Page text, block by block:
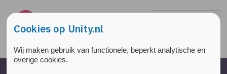
Cookies op Unity.nl
Wij maken gebruik van functionele, beperkt analytische en
overige cookies.